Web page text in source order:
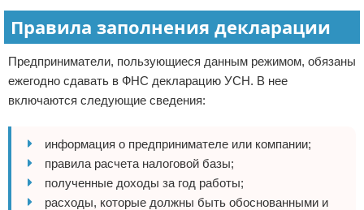
Правила заполнения декларации
Предприниматели, пользующиеся данным режимом, обязаны
ежегодно сдавать в ФНС декларацию УСН. В нее
включаются следующие сведения:
информация о предпринимателе или компании;
правила расчета налоговой базы;
полученные доходы за год работы;
расходы, которые должны быть обоснованными и